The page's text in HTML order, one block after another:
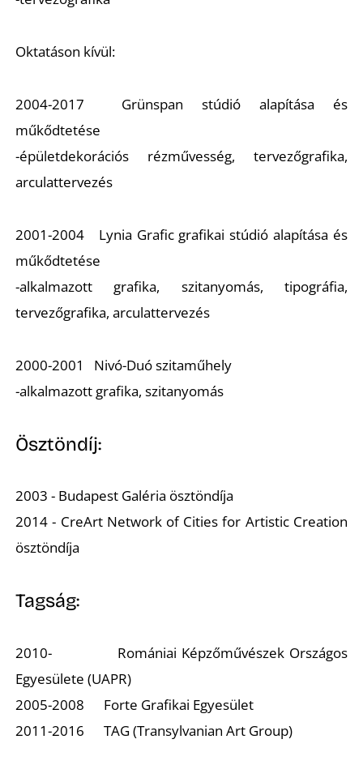
Oktatáson kívül:
2004-2017 Grünspan stúdió alapítása és
műkődtetése
-épületdekorációs rézművesség, tervezőgrafika,
arculattervezés
2001-2004 Lynia Grafic grafikai stúdió alapítása és
műkődtetése
-alkalmazott grafika, szitanyomás, tipográfia,
tervezőgrafika, arculattervezés
2000-2001 Nivó-Duó szitaműhely
-alkalmazott grafika, szitanyomás
Ösztöndíj:
2003 - Budapest Galéria ösztöndíja
2014 - CreArt Network of Cities for Artistic Creation
ösztöndíja
Tagság:
2010- Romániai Képzőművészek Országos
Egyesülete (UAPR)
2005-2008 Forte Grafikai Egyesület
2011-2016 TAG (Transylvanian Art Group)